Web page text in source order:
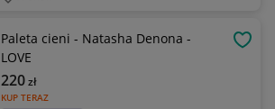
Paleta cieni - Natasha Denona -
LOVE
KUP TERAZ
220zł